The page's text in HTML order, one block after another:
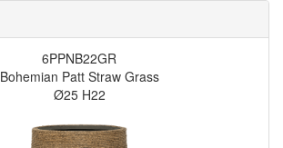
6PPNB22GR
Bohemian Patt Straw Grass
Ø25 H22